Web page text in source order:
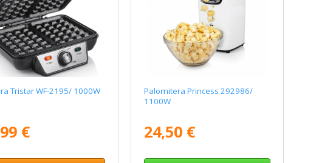
Tristar WF-2195/ 1000W
€
Palomitera Princess 292986/
1100W
24,50 €